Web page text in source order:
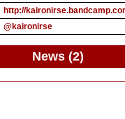
http://
@kaironirse
News (2)